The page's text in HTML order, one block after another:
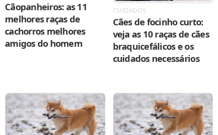
Cãopanheiros: as 11
melhores raças de
cachorros melhores
amigos do homem
CUIDADOS
Cães de focinho curto:
veja as 10 raças de cães
braquicefálicos e os
cuidados necessários